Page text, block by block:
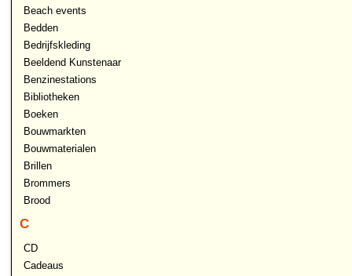
Beach events
Bedden
Bedrijfskleding
Beeldend Kunstenaar
Benzinestations
Bibliotheken
Boeken
Bouwmarkten
Bouwmaterialen
Brillen
Brommers
Brood
C
CD
Cadeaus